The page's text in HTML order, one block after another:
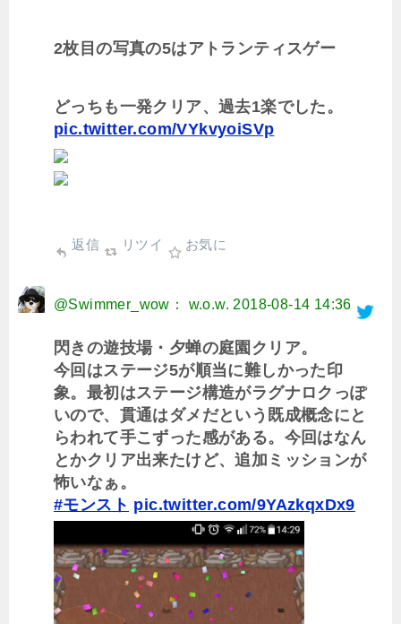
2枚目の写真の5はアトランティスゲー
どっちも一発クリア、過去1楽でした。
pic.twitter.com/VYkvyoiSVp
返信 リツイ お気に
@Swimmer_wow： w.o.w. 2018-08-14 14:36
閃きの遊技場・夕蝉の庭園クリア。
今回はステージ5が順当に難しかった印
象。最初はステージ構造がラグナロクっぽ
いので、貫通はダメだという既成概念にと
らわれて手こずった感がある。今回はなん
とかクリア出来たけど、追加ミッションが
怖いなぁ。
#モンスト pic.twitter.com/9YAzkqxDx9